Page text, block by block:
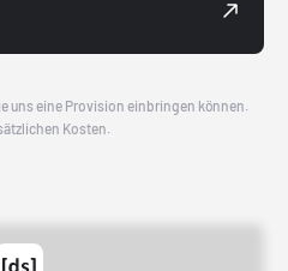
uns eine Provision einbringen können.
Kosten.